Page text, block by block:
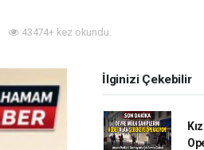
43474+ kez okundu.
İlginizi Çekebilir